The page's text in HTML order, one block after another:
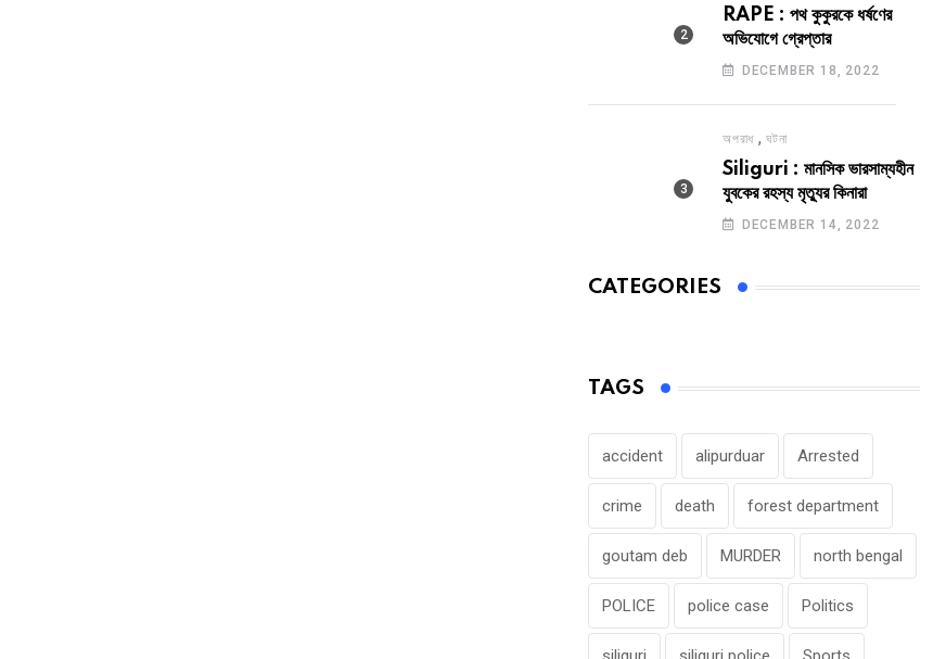
RAPE : পথ কুকুরকে ধর্ষণের
অভিযোগে গ্রেপ্তার
DECEMBER 18, 2022
অপরাধ ,ঘটনা
Siliguri : মানসিক ভারসাম্যহীন
যুবকের রহস্য মৃত্যুর কিনারা
DECEMBER 14, 2022
CATEGORIES
TAGS
accident alipurduar Arrested
crime death forest department
goutam deb MURDER north bengal
POLICE police case Politics